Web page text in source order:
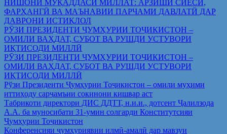
НИШОНИ МУҚАДДАСИ МИЛЛАТ: АРЗИШИ СИЁСӢ,
ФАРҲАНГӢ ВА МАЪНАВИИ ПАРЧАМИ ДАВЛАТӢ ДАР
ДАВРОНИ ИСТИҚЛОЛ
РӮЗИ ПРЕЗИДЕНТИ ҶУМҲУРИИ ТОҶИКИСТОН –
ОМИЛИ ВАҲДАТ, СУБОТ ВА РУШДИ УСТУВОРИ
ИҚТИСОДИ МИЛЛӢ
РӮЗИ ПРЕЗИДЕНТИ ҶУМҲУРИИ ТОҶИКИСТОН –
ОМИЛИ ВАҲДАТ, СУБОТ ВА РУШДИ УСТУВОРИ
ИҚТИСОДИ МИЛЛӢ
Рўзи Президенти Ҷумҳурии Тоҷикистон – омили муҳими
иттиҳоду сарҷамъии сокинони кишвар аст
Табрикоти директори ДИС ДДТТ, н.и.и., дотсент Ҷалилзода
А.А. ба муносибати 31-умин солгарди Конститутсияи
Ҷумҳурии Тоҷикистон
Конференсияи ҷумҳуриявии илмӣ-амалӣ дар мавзуи